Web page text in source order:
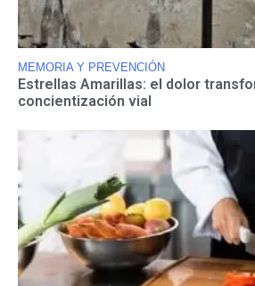
MEMORIA Y PREVENCIÓN
Estrellas Amarillas: el dolor
concientización vial